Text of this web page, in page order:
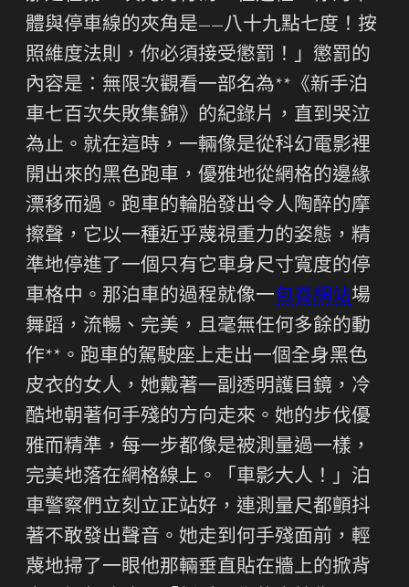
體與停車線的夾角是——八十九點七度！按
照維度法則，你必須接受懲罰！」懲罰的
內容是：無限次觀看一部名為**《新手泊
車七百次失敗集錦》的紀錄片，直到哭泣
為止。就在這時，一輛像是從科幻電影裡
開出來的黑色跑車，優雅地從網格的邊緣
漂移而過。跑車的輪胎發出令人陶醉的摩
擦聲，它以一種近乎蔑視重力的姿態，精
準地停進了一個只有它車身尺寸寬度的停
車格中。那泊車的過程就像一包養網站場
舞蹈，流暢、完美，且毫無任何多餘的動
作**。跑車的駕駛座上走出一個全身黑色
皮衣的女人，她戴著一副透明護目鏡，冷
酷地朝著何手殘的方向走來。她的步伐優
雅而精準，每一步都像是被測量過一樣，
完美地落在網格線上。「車影大人！」泊
車警察們立刻立正站好，連測量尺都顫抖
著不敢發出聲音。她走到何手殘面前，輕
蔑地掃了一眼他那輛垂直貼在牆上的掀背